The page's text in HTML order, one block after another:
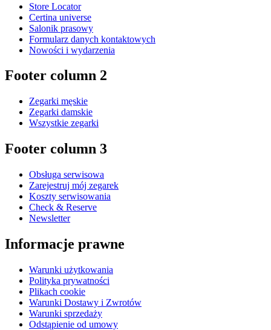
Store Locator
Certina universe
Salonik prasowy
Formularz danych kontaktowych
Nowości i wydarzenia
Footer column 2
Zegarki męskie
Zegarki damskie
Wszystkie zegarki
Footer column 3
Obsługa serwisowa
Zarejestruj mój zegarek
Koszty serwisowania
Check & Reserve
Newsletter
Informacje prawne
Warunki użytkowania
Polityka prywatności
Plikach cookie
Warunki Dostawy i Zwrotów
Warunki sprzedaży
Odstąpienie od umowy